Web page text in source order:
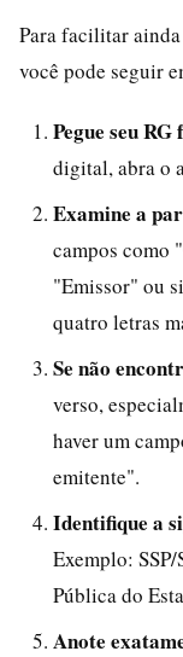
Para facilitar
você pode seguir
Pegue seu
digital, abra o
Examine a
campos como
"Emissor" ou
quatro letras
Se não
verso,
haver um
emitente".
Identifique a
Exemplo:
Pública do
Anote